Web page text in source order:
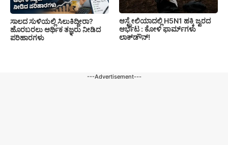
ಸಾಲದ ಸುಳಿಯಲ್ಲಿ ಸಿಲುಕಿದ್ದೀರಾ?
ಹೊರಬರಲು ಆರ್ಥಿಕ ತಜ್ಞರು ನೀಡಿದ
ಪರಿಹಾರಗಳು
ಆಸ್ಟ್ರೇಲಿಯಾದಲ್ಲಿ H5N1 ಹಕ್ಕಿ ಜ್ವರದ
ಆರ್ಭಟ : ಕೋಳಿ ಫಾರ್ಮ್‌ಗಳು
ಲಾಕ್‌ಡೌನ್!
---Advertisement---